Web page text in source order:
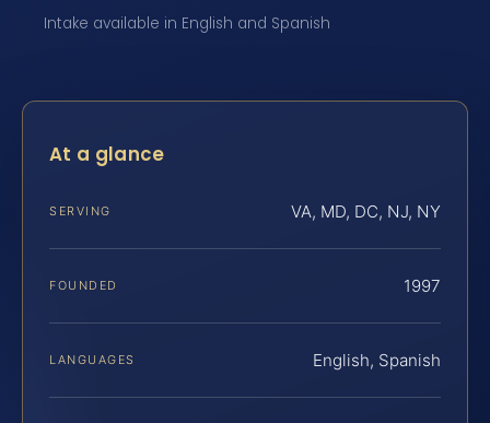
Intake available in English and Spanish
At a glance
SERVING VA, MD, DC, NJ, NY
FOUNDED 1997
LANGUAGES English, Spanish